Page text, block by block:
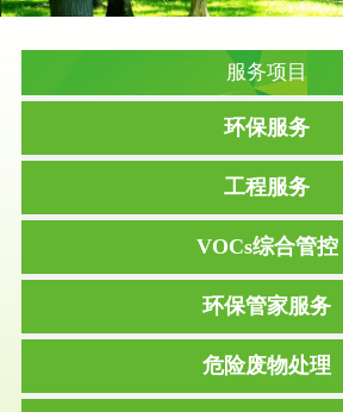
服务项目
环保服务
工程服务
VOCs综合管控
环保管家服务
危险废物处理